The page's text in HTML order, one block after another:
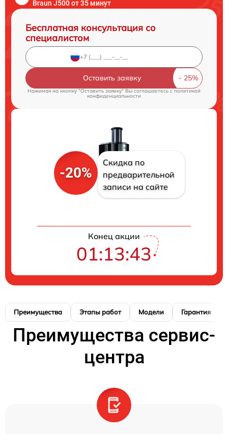
Braun J500 от 35 минут
Бесплатная консультация со
специалистом
Оставить заявку
Нажимая на кнопку "Оставить заявку" Вы соглашаетесь cполитикой
конфиденциальности
-20%
Скидка по
предварительной
записи на сайте
Конец акции
01:13:42
Преимущества Этапы работ Модели Гарантия
Преимущества сервис-
центра